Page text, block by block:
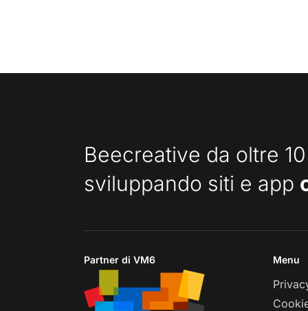
Beecreative da oltre
sviluppando siti e app
Partner di VM6 Menu